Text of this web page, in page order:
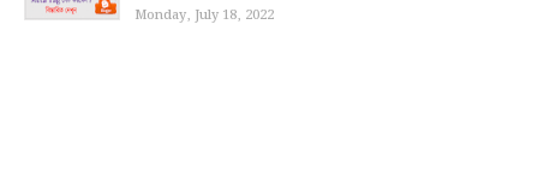
Monday, July 18, 2022